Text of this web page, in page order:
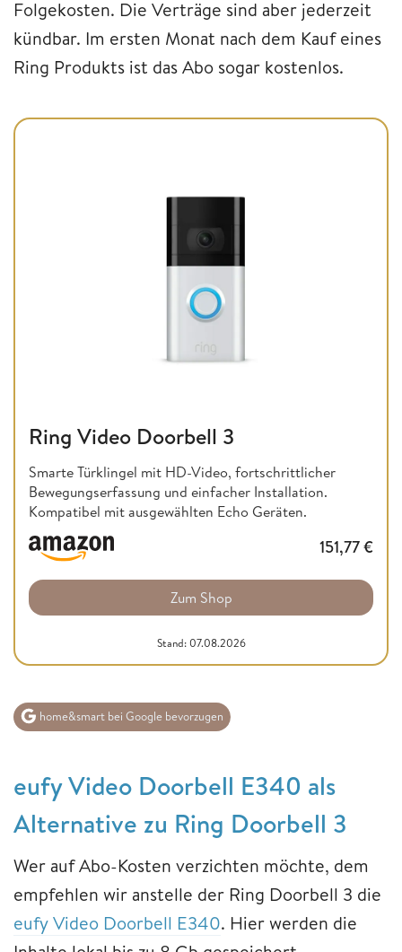
Folgekosten. Die Verträge sind aber jederzeit
kündbar. Im ersten Monat nach dem Kauf eines
Ring Produkts ist das Abo sogar kostenlos.
Ring Video Doorbell 3
Smarte Türklingel mit HD-Video, fortschrittlicher
Bewegungserfassung und einfacher Installation.
Kompatibel mit ausgewählten Echo Geräten.
151,77€
Zum Shop
Stand: 07.08.2026
home&smart bei Google bevorzugen
eufy Video Doorbell E340 als
Alternative zu Ring Doorbell 3
Wer auf Abo-Kosten verzichten möchte, dem
empfehlen wir anstelle der Ring Doorbell 3 die
eufy Video Doorbell E340. Hier werden die